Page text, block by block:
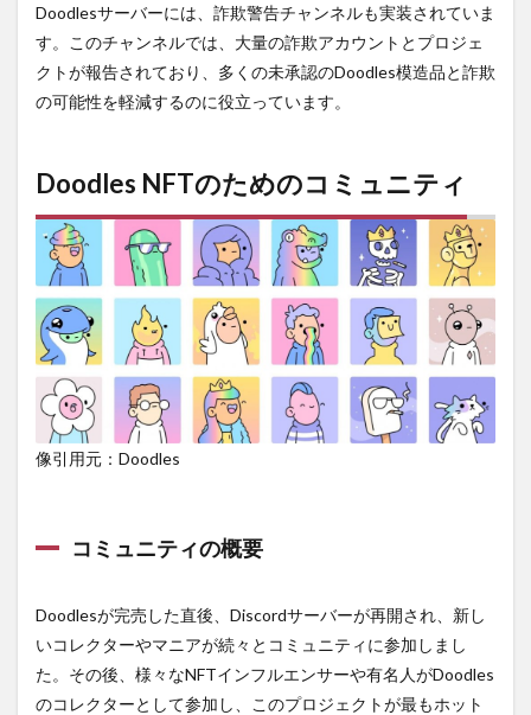
Doodlesサーバーには、詐欺警告チャンネルも実装されていま
す。このチャンネルでは、大量の詐欺アカウントとプロジェ
クトが報告されており、多くの未承認のDoodles模造品と詐欺
の可能性を軽減するのに役立っています。
Doodles NFTのためのコミュニティ
像引用元：Doodles
コミュニティの概要
Doodlesが完売した直後、Discordサーバーが再開され、新し
いコレクターやマニアが続々とコミュニティに参加しまし
た。その後、様々なNFTインフルエンサーや有名人がDoodles
のコレクターとして参加し、このプロジェクトが最もホット